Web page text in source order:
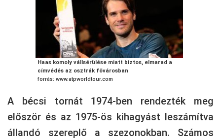
Haas komoly vállsérülése miatt biztos, elmarad a
címvédés az osztrák fővárosban
forrás: www.atpworldtour.com
A bécsi tornát 1974-ben rendezték meg
először és az 1975-ös kihagyást leszámítva
állandó szereplő a szezonokban. Számos